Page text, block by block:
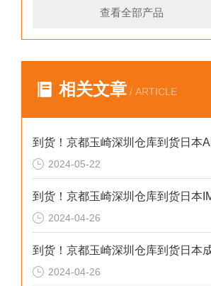
查看全部产品
相关文章 / ARTICLE
2024-05-22
2024-04-26
2024-04-26